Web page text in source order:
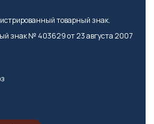
товарный знак.
знак № 403629 от 23 августа 2007